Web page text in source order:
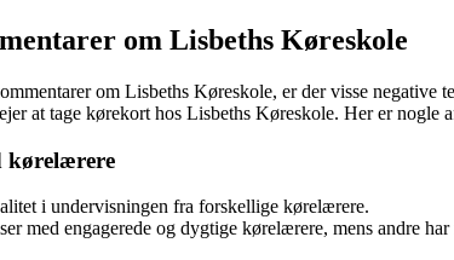
om Lisbeths Køreskole
om Lisbeths Køreskole, er der visse
at tage kørekort hos Lisbeths Køreskole. Her er nogle
kørelærere
i undervisningen fra forskellige kørelærere.
med engagerede og dygtige kørelærere, mens andre